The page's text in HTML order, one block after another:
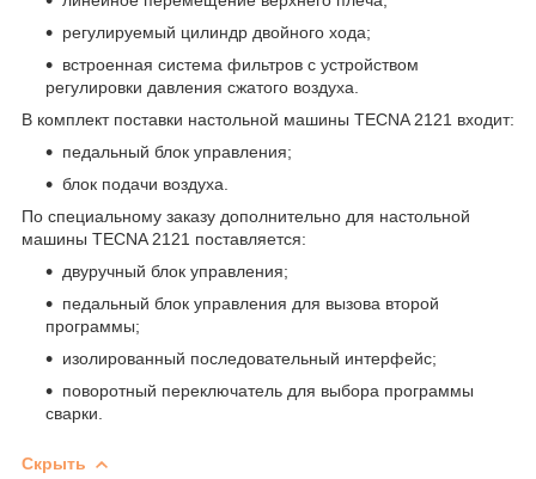
регулируемый цилиндр двойного хода;
встроенная система фильтров с устройством
регулировки давления сжатого воздуха.
В комплект поставки настольной машины TECNA 2121 входит:
педальный блок управления;
блок подачи воздуха.
По специальному заказу дополнительно для настольной
машины TECNA 2121 поставляется:
двуручный блок управления;
педальный блок управления для вызова второй
программы;
изолированный последовательный интерфейс;
поворотный переключатель для выбора программы
сварки.
Скрыть